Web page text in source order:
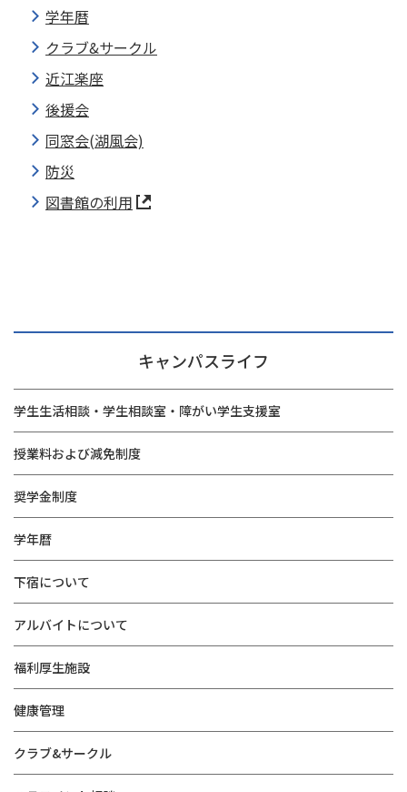
キャンパスライフ
学生生活相談・学生相談室・障がい学生支援室
授業料および減免制度
奨学金制度
学年暦
下宿について
アルバイトについて
福利厚生施設
健康管理
クラブ&サークル
学年暦
クラブ&サークル
近江楽座
後援会
同窓会(湖風会)
防災
図書館の利用